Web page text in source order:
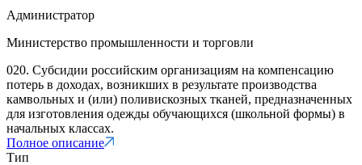
Администратор
Министерство промышленности и торговли
020. Субсидии российским организациям на компенсацию
потерь в доходах, возникших в результате производства
камвольных и (или) поливискозных тканей, предназначенных
для изготовления одежды обучающихся (школьной формы) в
начальных классах.
Полное описание
Тип